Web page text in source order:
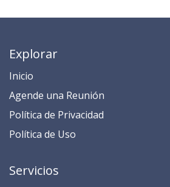
Explorar
Inicio
​​​​​​​​​​​​​​​​​​​​​​​​​​​​A​gend​e ​u​na​ Reunión​
​​​​​​P​o​l​ítica de Privacidad
​​​​​​​​​​​P​o​l​í​t​ic​a​ d​e ​U​so​
Servicios